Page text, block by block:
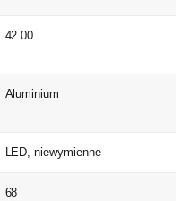
42.00
Aluminium
LED, niewymienne
68